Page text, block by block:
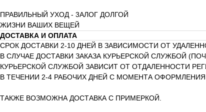
ПРАВИЛЬНЫЙ УХОД - 3АЛОГ ДОЛГОЙ
ЖИЗНИ ВАШИХ ВЕЩЕЙ
ДОСТАВКА И ОПЛАТА
СРОК ДОСТАВКИ 2-10 ДНЕЙ В ЗАВИСИМОСТИ ОТ
В СЛУЧАЕ ДОСТАВКИ ЗАКАЗА КУРЬЕРСКОЙ СЛУЖБОЙ
КУРЬЕРСКОЙ СЛУЖБОЙ ЗАВИСИТ ОТ ОТДАЛЕННОСТИ
В ТЕЧЕНИИ 2-4 РАБОЧИХ ДНЕЙ С МОМЕНТА ОФОРМЛЕНИЯ
ТАКЖЕ ВОЗМОЖНА ДОСТАВКА С ПРИМЕРКОЙ.